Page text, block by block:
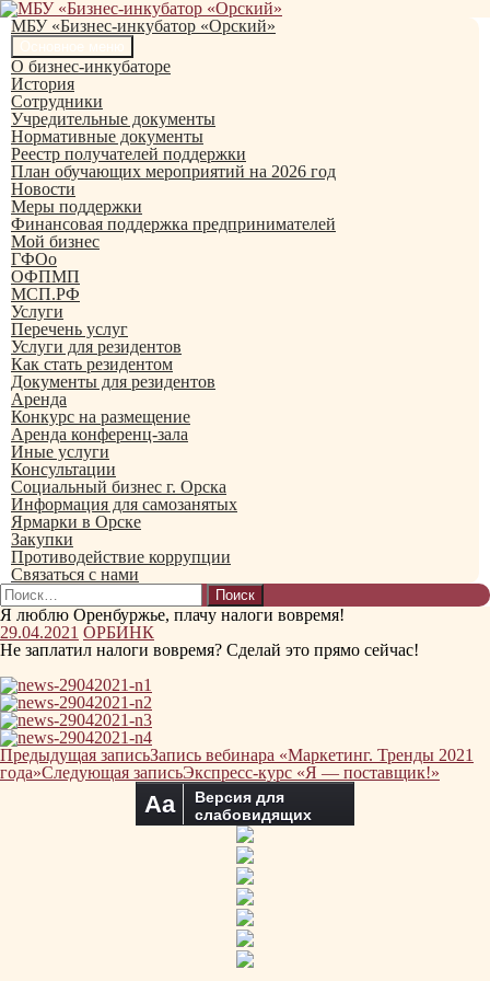
Перейти
содержимому
МБУ «Бизнес-инкубатор «Орский»
Поиск
О бизнес-инкубаторе
История
Сотрудники
Учредительные документы
Нормативные документы
Реестр получателей поддержки
План обучающих мероприятий на 2026 год
Новости
Меры поддержки
Финансовая поддержка предпринимателей
Мой бизнес
ГФОо
ОФПМП
МСП.РФ
Услуги
Перечень услуг
Услуги для резидентов
Как стать резидентом
Документы для резидентов
Аренда
Конкурс на размещение
Аренда конференц-зала
Иные услуги
Консультации
Социальный бизнес г. Орска
Информация для самозанятых
Ярмарки в Орске
Закупки
Противодействие коррупции
Связаться с нами
Найти:
Я люблю Оренбуржье, плачу налоги вовремя!
29.04.2021 ОРБИНК
Не заплатил налоги вовремя? Сделай это прямо сейчас!
Навигация
по
Предыдущая записьЗапись вебинара «Маркетинг. Тренды 2021
года»Следующая записьЭкспресс-курс «Я — поставщик!»
Aa
Версия для
слабовидящих